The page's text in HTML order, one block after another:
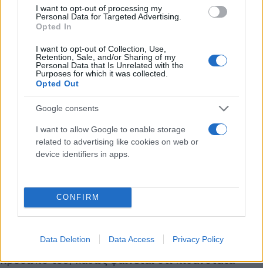
I want to opt-out of processing my
Personal Data for Targeted Advertising.
Opted In
I want to opt-out of Collection, Use,
Retention, Sale, and/or Sharing of my
Personal Data that Is Unrelated with the
Purposes for which it was collected.
Opted Out
Google consents
I want to allow Google to enable storage
related to advertising like cookies on web or
device identifiers in apps.
CONFIRM
Data Deletion Data Access Privacy Policy
Ένα ζευγάρι εκμαγείων δείχνει έναν άνδρα
ανάσκελα, σφίγγοντας τις γροθιές του, με ένα μικρό
παιδί ισορροπημένο στα γόνατά του.
«Δεν γνωρίζουμε αν αυτός ο άντρας έσφιγγε
πραγματικά τις γροθιές του ή αν η καυτή ζέστη
έσφιγγε τους μύες του καθώς πέθαινε - σε κάθε
Silvia Bertesago στους Times.
γόνατα κάτω από το πηγούνι του και τα χέρια στο
πρόσωπό του, καθώς φαίνεται ότι πιθανότατα